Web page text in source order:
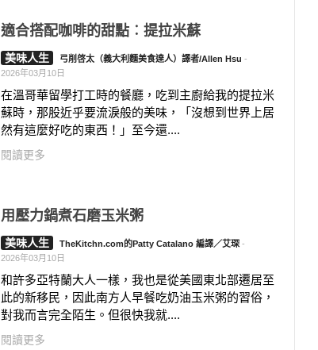
適合搭配咖啡的甜點︰提拉米蘇
美味人生 弓削啓太（義大利麵美食達人）譯者/Allen Hsu -
2026年03月10日
在溫哥華留學打工時的餐廳，吃到主廚給我的提拉米
蘇時，那股近乎要流淚般的美味，「沒想到世界上居
然有這麼好吃的東西！」至今還....
閱讀更多
用壓力鍋煮石磨玉米粥
美味人生 TheKitchn.com的Patty Catalano 編譯／艾琛 -
2026年03月10日
和許多亞特蘭大人一樣，我也是從美國東北部遷居至
此的新移民，因此南方人早餐吃奶油玉米粥的習俗，
對我而言完全陌生。但很快我就....
閱讀更多